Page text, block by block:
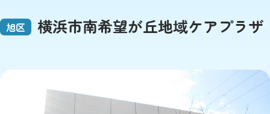
旭区 横浜市南希望が丘地域ケアプラザ